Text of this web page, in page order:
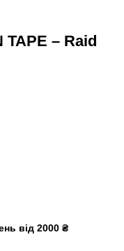
TAPE – Raid
від 2000 ₴